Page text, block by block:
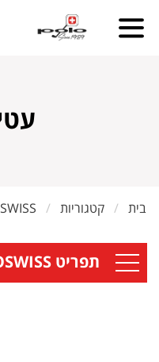
בית קטגוריות
תפריט POLOSWISS